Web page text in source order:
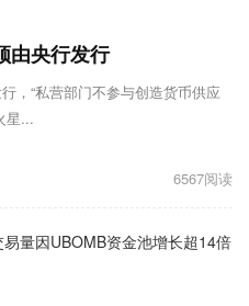
由央行发行
，“私营部门不参与创造货币供应
星...
6567阅读